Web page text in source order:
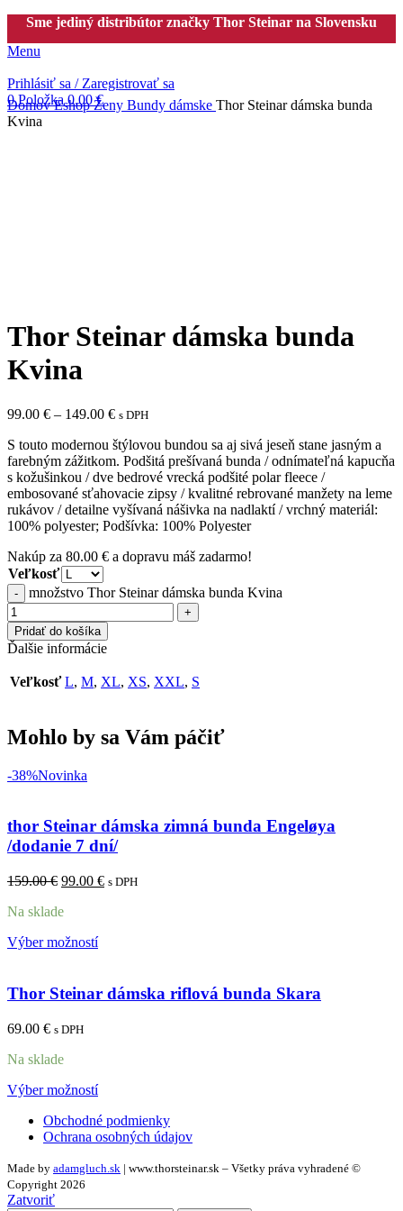
Sme jediný distribútor značky Thor Steinar na Slovensku
Menu
Prihlásiť sa / Zaregistrovať sa
0Položka 0.00€
DomovEshopŽeny Bundy dámske Thor Steinar dámska bunda
Kvina
Thor Steinar dámska bunda
Kvina
99.00 € – 149.00 € s DPH
S touto modernou štýlovou bundou sa aj sivá jeseň stane jasným a
farebným zážitkom. Podšitá prešívaná bunda / odnímateľná kapucňa
s kožušinkou / dve bedrové vrecká podšité polar fleece /
embosované sťahovacie zipsy / kvalitné rebrované manžety na leme
rukávov / detailne vyšívaná nášivka na nadlaktí / vrchný materiál:
100% polyester; Podšívka: 100% Polyester
Nakúp za 80.00 € a dopravu máš zadarmo!
Veľkosť
množstvo Thor Steinar dámska bunda Kvina
Pridať do košíka
Ďalšie informácie
Veľkosť L, M, XL, XS, XXL, S
Mohlo by sa Vám páčiť
-38%Novinka
thor Steinar dámska zimná bunda Engeløya
/dodanie 7 dní/
159.00€ 99.00 € s DPH
Na sklade
Výber možností
Thor Steinar dámska riflová bunda Skara
69.00 € s DPH
Na sklade
Výber možností
Obchodné podmienky
Ochrana osobných údajov
Made by adamgluch.sk | www.thorsteinar.sk – Všetky práva vyhradené ©
Copyright 2026
Zatvoriť